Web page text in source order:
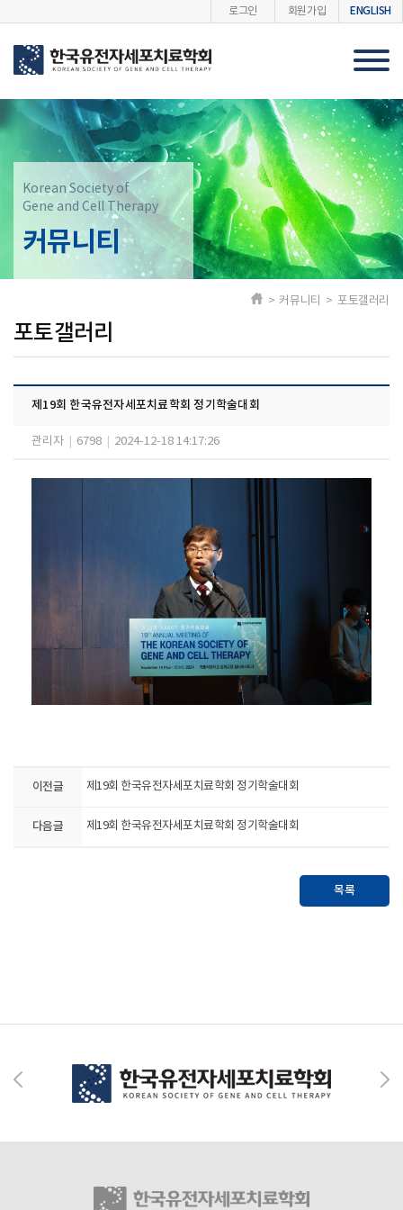
로그인 회원가입 ENGLISH
Korean Society of
Gene and Cell Therapy
커뮤니티
포토갤러리
> 커뮤니티 > 포토갤러리
제19회 한국유전자세포치료학회 정기학술대회
관리자 6798 2024-12-18 14:17:26
이전글 제19회 한국유전자세포치료학회 정기학술대회
다음글 제19회 한국유전자세포치료학회 정기학술대회
목록